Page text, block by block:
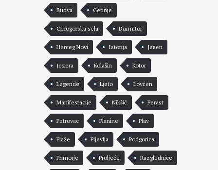
Budva Cetinje
Crnogorska sela Durmitor
Herceg Novi Istorija Jesen
Jezera Kolašin Kotor
Legende Ljeto Lovćen
Manifestacije Nikšić Perast
Petrovac Planine Plav
Plaže Pljevlja Podgorica
Primorje Proljeće Razglednice